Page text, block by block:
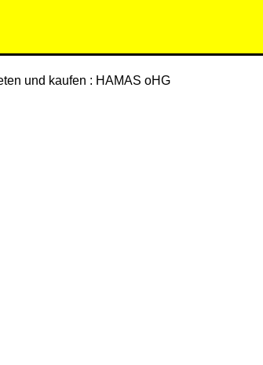
und kaufen : HAMAS oHG